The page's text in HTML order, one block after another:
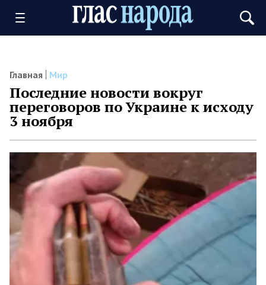
Главная Мир
Последние новости вокруг
переговоров по Украине к исходу
3 ноября